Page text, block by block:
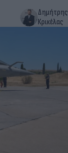
Δημήτρης
Κρικέλας